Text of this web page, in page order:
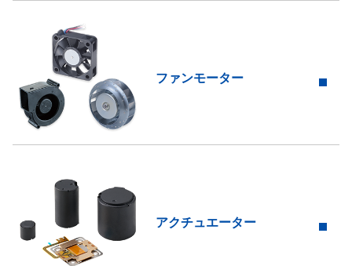
ファンモーター
アクチュエーター